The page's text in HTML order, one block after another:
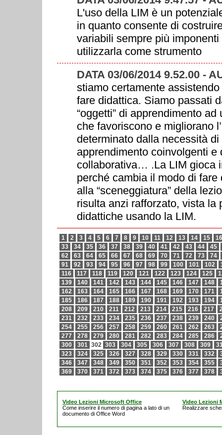
L'uso della LIM è un
in quanto consente di
variabili sempre più
utilizzarla come strumento
DATA 03/06/2014 9.52.00 -
stiamo certamente
fare didattica. Siamo passati
“oggetti” di apprendimento
che favoriscono e migliorano
determinato dalla necessità
apprendimento coinvolgenti
collaborativa… .La LIM gioca
perché cambia il modo di
alla “sceneggiatura” della
risulta anzi rafforzato, vista la
didattiche usando la LIM.
1 2 3 4 5 6 7 8 9 10 11 12 13 14 15
16
33
34 35 36 37 38 39 40 41 42 43 44
45
62
63 64 65 66 67 68 69 70 71 72 73
74
91
92 93 94 95 96 97 98 99 100 101 102
116
117 118 119 120 121 122 123 124 125
139
140 141 142 143 144 145 146 147 148
162
163 164 165 166 167 168 169 170 171
185
186 187 188 189 190 191 192 193 194
208
209 210 211 212 213 214 215 216 217
231
232 233 234 235 236 237 238 239 240
254
255 256 257 258 259 260 261 262 263
277
278 279 280 281 282 283 284 285 286
300
301 302 303 304 305 306 307 308 309
323
324 325 326 327 328 329 330 331 332
346
347 348 349 350 351 352 353 354 355
369
370 371 372 373 374 375 376 377 378
Video Lezioni Microsoft Office
Come inserire il numero di pagina a lato di un
documento di Office Word
Video Lezioni
Realizzare